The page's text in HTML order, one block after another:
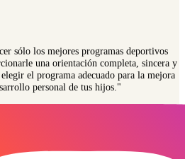
sólo los mejores programas deportivos
una orientación completa, sincera y
el programa adecuado para la mejora
personal de tus hijos."